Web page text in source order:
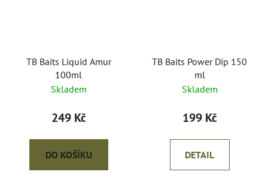
TB Baits Liquid Amur
100ml
Skladem
249 Kč
DO KOŠÍKU
TB Baits Power Dip 150
ml
Skladem
199 Kč
DETAIL